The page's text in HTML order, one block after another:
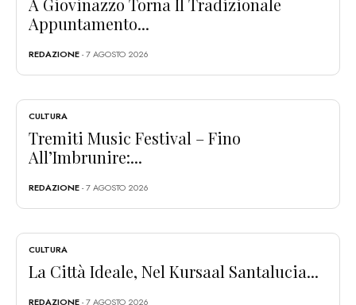
A Giovinazzo Torna Il Tradizionale
Appuntamento...
REDAZIONE- 7 AGOSTO 2026
CULTURA
Tremiti Music Festival – Fino
All’Imbrunire:...
REDAZIONE- 7 AGOSTO 2026
CULTURA
La Città Ideale, Nel Kursaal Santalucia...
REDAZIONE- 7 AGOSTO 2026